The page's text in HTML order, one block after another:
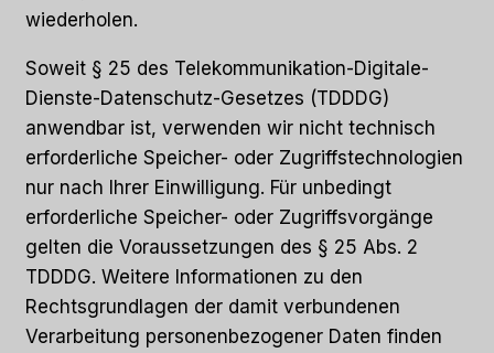
wiederholen.
Soweit § 25 des Telekommunikation-Digitale-
Dienste-Datenschutz-Gesetzes (TDDDG)
anwendbar ist, verwenden wir nicht technisch
erforderliche Speicher- oder Zugriffstechnologien
nur nach Ihrer Einwilligung. Für unbedingt
erforderliche Speicher- oder Zugriffsvorgänge
gelten die Voraussetzungen des § 25 Abs. 2
TDDDG. Weitere Informationen zu den
Rechtsgrundlagen der damit verbundenen
Verarbeitung personenbezogener Daten finden